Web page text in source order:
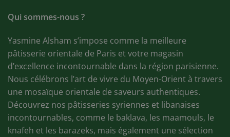
Qui sommes-nous ?
Yasmine Alsham s’impose comme la meilleure
pâtisserie orientale de Paris et votre magasin
d’excellence incontournable dans la région parisienne.
Nous célébrons l’art de vivre du Moyen-Orient à travers
une mosaïque orientale de saveurs authentiques.
Découvrez nos pâtisseries syriennes et libanaises
incontournables, comme le baklava, les maamouls, le
knafeh et les barazeks, mais également une sélection